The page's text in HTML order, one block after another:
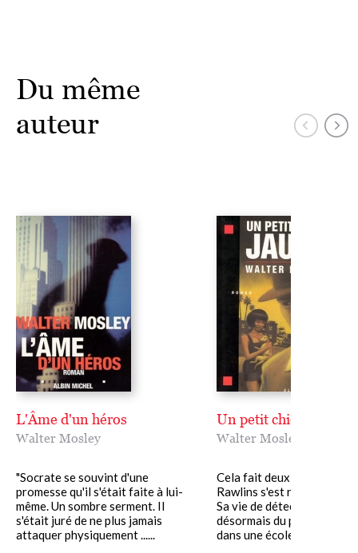
Du même
auteur
L'Âme d'un héros
Walter Mosley
"Socrate se souvint d'une
promesse qu'il s'était faite à lui-
même. Un sombre serment. II
s'était juré de ne plus jamais
attaquer physiquement ......
Un petit chien jaune
Walter Mosley
Cela fait deux ans qu'Easy
Rawlins s'est rangé des
Sa vie de détective privé,
désormais du passé.
dans une école de